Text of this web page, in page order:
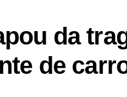
da
de